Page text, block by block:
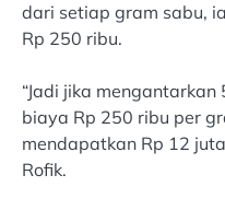
dari setiap gram sabu,
Rp 250 ribu.
“Jadi jika
biaya Rp 250 ribu per
mendapatkan Rp 12
Rofik.